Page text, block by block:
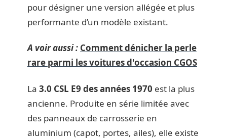
pour désigner une version allégée et plus
performante d’un modèle existant.
A voir aussi : Comment dénicher la perle
rare parmi les voitures d'occasion CGOS
La 3.0 CSL E9 des années 1970 est la plus
ancienne. Produite en série limitée avec
des panneaux de carrosserie en
aluminium (capot, portes, ailes), elle existe